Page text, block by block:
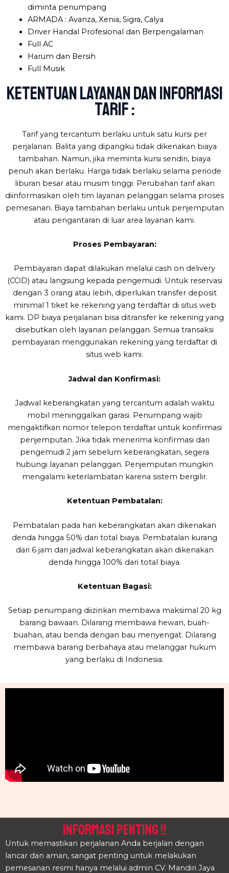
diminta penumpang
ARMADA : Avanza, Xenia, Sigra, Calya
Driver Handal Profesional dan Berpengalaman
Full AC
Harum dan Bersih
Full Musik
Ketentuan layanan dan informasi
tarif :
Tarif yang tercantum berlaku untuk satu kursi per
perjalanan. Balita yang dipangku tidak dikenakan biaya
tambahan. Namun, jika meminta kursi sendiri, biaya
penuh akan berlaku. Harga tidak berlaku selama periode
liburan besar atau musim tinggi. Perubahan tarif akan
diinformasikan oleh tim layanan pelanggan selama proses
pemesanan. Biaya tambahan berlaku untuk penjemputan
atau pengantaran di luar area layanan kami.
Proses Pembayaran:
Pembayaran dapat dilakukan melalui cash on delivery
(COD) atau langsung kepada pengemudi. Untuk reservasi
dengan 3 orang atau lebih, diperlukan transfer deposit
minimal 1 tiket ke rekening yang terdaftar di situs web
kami. DP biaya perjalanan bisa ditransfer ke rekening yang
disebutkan oleh layanan pelanggan. Semua transaksi
pembayaran menggunakan rekening yang terdaftar di
situs web kami.
Jadwal dan Konfirmasi:
Jadwal keberangkatan yang tercantum adalah waktu
mobil meninggalkan garasi. Penumpang wajib
mengaktifkan nomor telepon terdaftar untuk konfirmasi
penjemputan. Jika tidak menerima konfirmasi dari
pengemudi 2 jam sebelum keberangkatan, segera
hubungi layanan pelanggan. Penjemputan mungkin
mengalami keterlambatan karena sistem bergilir.
Ketentuan Pembatalan:
Pembatalan pada hari keberangkatan akan dikenakan
denda hingga 50% dari total biaya. Pembatalan kurang
dari 6 jam dari jadwal keberangkatan akan dikenakan
denda hingga 100% dari total biaya.
Ketentuan Bagasi:
Setiap penumpang diizinkan membawa maksimal 20 kg
barang bawaan. Dilarang membawa hewan, buah-
buahan, atau benda dengan bau menyengat. Dilarang
membawa barang berbahaya atau melanggar hukum
yang berlaku di Indonesia.
INFORMASI PENTING !!
Untuk memastikan perjalanan Anda berjalan dengan
lancar dan aman, sangat penting untuk melakukan
pemesanan resmi hanya melalui admin CV. Mandiri Jaya